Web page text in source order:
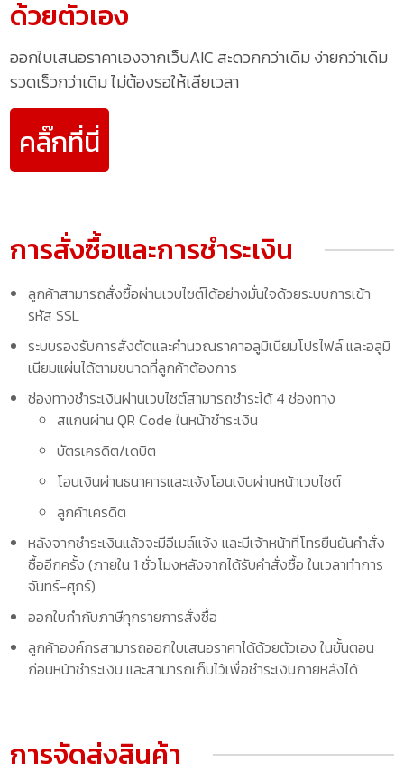
ด้วยตัวเอง
ออกใบเสนอราคาเองจากเว็บAIC สะดวกกว่าเดิม ง่ายกว่าเดิม
รวดเร็วกว่าเดิม ไม่ต้องรอให้เสียเวลา
คลิ๊กที่นี่
การสั่งซื้อและการชำระเงิน
ลูกค้าสามารถสั่งซื้อผ่านเวบไซต์ได้อย่างมั่นใจด้วยระบบการเข้า
รหัส SSL
ระบบรองรับการสั่งตัดและคำนวณราคาอลูมิเนียมโปรไฟล์ และอลูมิ
เนียมแผ่นได้ตามขนาดที่ลูกค้าต้องการ
ช่องทางชำระเงินผ่านเวบไซต์สามารถชำระได้ 4 ช่องทาง
สแกนผ่าน QR Code ในหน้าชำระเงิน
บัตรเครดิต/เดบิต
โอนเงินผ่านธนาคารและแจ้งโอนเงินผ่านหน้าเวบไซต์
ลูกค้าเครดิต
หลังจากชำระเงินแล้วจะมีอีเมล์แจ้ง และมีเจ้าหน้าที่โทรยืนยันคำสั่ง
ซื้ออีกครั้ง (ภายใน 1 ชั่วโมงหลังจากได้รับคำสั่งซื้อ ในเวลาทำการ
จันทร์-ศุกร์)
ออกใบกำกับภาษีทุกรายการสั่งซื้อ
ลูกค้าองค์กรสามารถออกใบเสนอราคาได้ด้วยตัวเอง ในขั้นตอน
ก่อนหน้าชำระเงิน และสามารถเก็บไว้เพื่อชำระเงินภายหลังได้
การจัดส่งสินค้า